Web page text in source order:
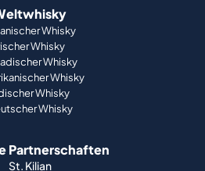
Whisky
Whisky
Partnerschaften
St. Kilian